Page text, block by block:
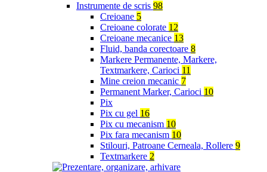
Instrumente de scris 98
Creioane 5
Creioane colorate 12
Creioane mecanice 13
Fluid, banda corectoare 8
Markere Permanente, Markere,
Textmarkere, Carioci 11
Mine creion mecanic 7
Permanent Marker, Carioci 10
Pix
Pix cu gel 16
Pix cu mecanism 10
Pix fara mecanism 10
Stilouri, Patroane Cerneala, Rollere 9
Textmarkere 2